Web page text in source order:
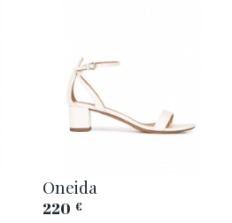
Oneida
220 €